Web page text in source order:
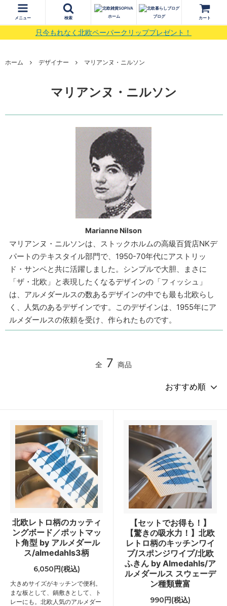
只今もれなく北欧ペーパークリッププレゼント！
メニュー 検索 ホーム ブログ カート
ホーム デザイナー マリアンヌ・ニルソン
マリアンヌ・ニルソン
Marianne Nilson
マリアンヌ・ニルソンは、ストックホルムの高級百貨店NKデ
パートのテキスタイル部門で、1950-70年代にアストリッ
ド・サンペと共に活躍しました。シンプルで大胆、まさに
「ザ・北欧」と表現したくなるデザインの「フィッシュ」
は、アルメダールスの数あるデザインの中でも最も北欧らし
く、人気のあるデザインです。このデザインは、1955年にア
ルメダールスの依頼を受け、作られたものです。
全 7 商品
北欧レトロ柄のカッティ
ングボード／ポットマッ
ト角型 by アルメダール
ス/almedahls3柄
6,050円(税込)
大きめサイズがキッチンで便利。
まな板として、鍋敷きとして、ト
レーにも。北欧人気のアルメダー
【セットでお得も！】
【驚きの吸水力！】北欧
レトロ柄のキッチンワイ
プ/スポンジワイプ/北欧
ふきん by Almedahls/ア
ルメダールス スウェーデ
ン種類豊富
990円(税込)